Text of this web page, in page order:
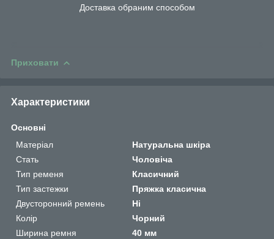
Доставка обраним способом
Приховати
Характеристики
Основні
Матеріал
Натуральна шкіра
Стать
Чоловіча
Тип ременя
Класичний
Тип застежки
Пряжка класична
Двусторонний ремень
Ні
Колір
Чорний
Ширина ремня
40 мм